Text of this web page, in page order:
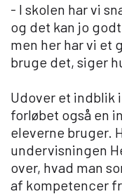
- I skolen har vi
og det kan jo
men her har vi et
bruge det, siger
Udover et indblik
forløbet også en
eleverne bruger.
undervisningen
over, hvad man
af kompetencer